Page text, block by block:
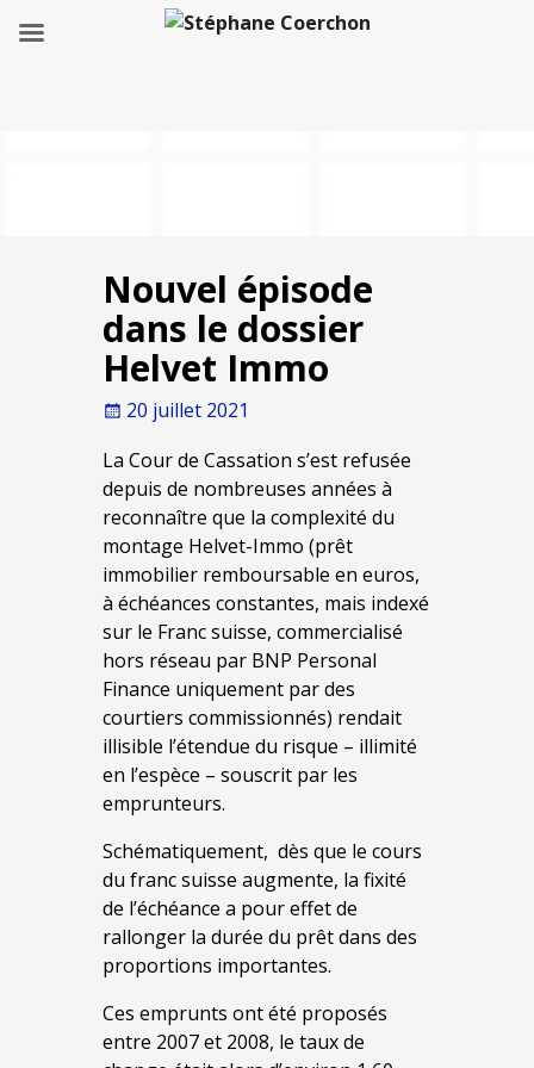
Nouvel épisode
dans le dossier
Helvet Immo
20 juillet 2021
La Cour de Cassation s’est refusée
depuis de nombreuses années à
reconnaître que la complexité du
montage Helvet-Immo (prêt
immobilier remboursable en euros,
à échéances constantes, mais indexé
sur le Franc suisse, commercialisé
hors réseau par BNP Personal
Finance uniquement par des
courtiers commissionnés) rendait
illisible l’étendue du risque – illimité
en l’espèce – souscrit par les
emprunteurs.
Schématiquement, dès que le cours
du franc suisse augmente, la fixité
de l’échéance a pour effet de
rallonger la durée du prêt dans des
proportions importantes.
Ces emprunts ont été proposés
entre 2007 et 2008, le taux de